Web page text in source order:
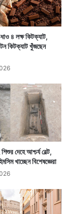
দেয় সে।
ঘড়িটি ছিনতাই
যে ঘড়ি ছিনতাই
৪ লক্ষ কিটক্যাট,
কিটক্যাট খুঁজছেন
দেহে আশ্চর্য বেল্ট,
খাচ্ছেন বিশেষজ্ঞেরা